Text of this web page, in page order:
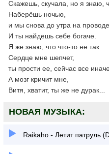
Скажешь, скучала, но я знаю,
Наберёшь ночью,
и мы снова до утра на проводе.
И ты найдешь себе богаче.
Я же знаю, что что-то не так
Сердце мне шепчет,
ты прости ее, сейчас все
А мозг кричит мне,
Витя, хватит, ты же не дурак...
НОВАЯ МУЗЫКА:
Raikaho - Летит патруль